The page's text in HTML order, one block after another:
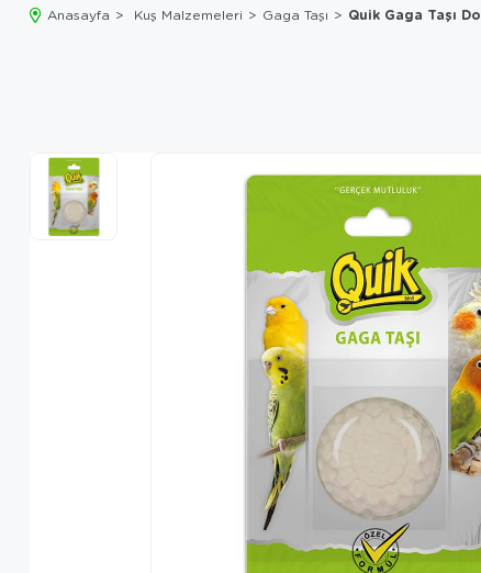
Anasayfa Kuş Malzemeleri Gaga Taşı Quik Gaga Taşı